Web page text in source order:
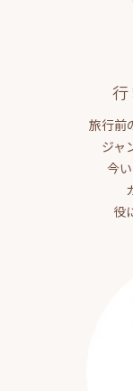
行
旅行前
ジャ
今
役